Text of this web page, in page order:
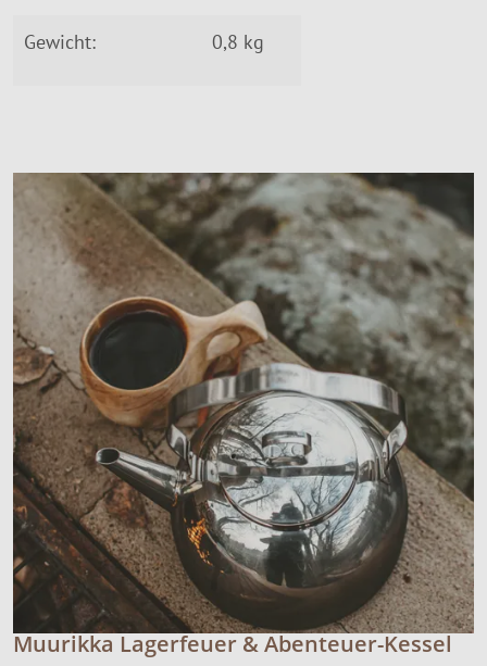
Gewicht: 0,8 kg
Muurikka Lagerfeuer & Abenteuer-Kessel